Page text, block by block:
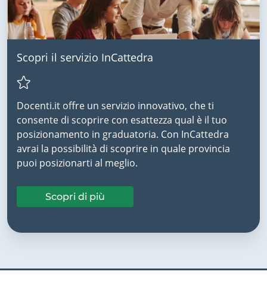
Scopri il servizio InCattedra
Docenti.it offre un servizio innovativo, che ti
consente di scoprire con esattezza qual è il tuo
posizionamento in graduatoria. Con InCattedra
avrai la possibilità di scoprire in quale provincia
puoi posizionarti al meglio.
Scopri di più